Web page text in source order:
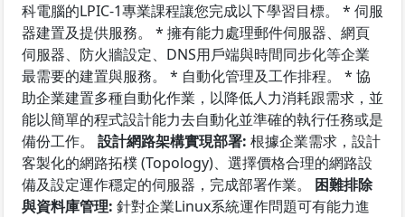
科電腦的LPIC-1專業課程讓您完成以下學習目標。 * 伺服
器建置及提供服務。 * 擁有能力處理郵件伺服器、網頁
伺服器、防火牆設定、DNS用戶端與時間同步化等企業
最需要的建置與服務。 * 自動化管理及工作排程。 * 協
助企業建置多種自動化作業，以降低人力消耗跟需求，並
能以簡單的程式設計能力去自動化並準確的執行任務或是
備份工作。 設計網路架構實現部署: 根據企業需求，設計
客製化的網路拓樸 (Topology)、選擇價格合理的網路設
備及設定運作穩定的伺服器，完成部署作業。 困難排除
與資料庫管理: 針對企業Linux系統運作問題可有能力進